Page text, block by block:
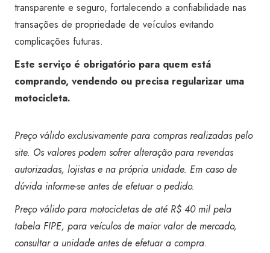
transparente e seguro, fortalecendo a confiabilidade nas
transações de propriedade de veículos evitando
complicações futuras.
Este serviço é obrigatório para quem está
comprando, vendendo ou precisa regularizar uma
motocicleta.
Preço válido exclusivamente para compras realizadas pelo
site. Os valores podem sofrer alteração para revendas
autorizadas, lojistas e na própria unidade. Em caso de
dúvida informe-se antes de efetuar o pedido.
Preço válido para motocicletas de até R$ 40 mil pela
tabela FIPE, para veículos de maior valor de mercado,
consultar a unidade antes de efetuar a compra.